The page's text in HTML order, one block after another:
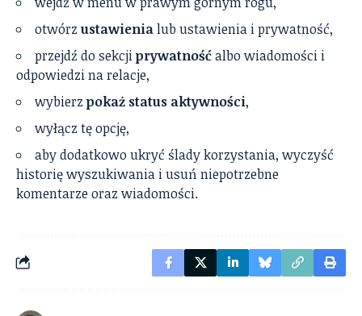
otwórz ustawienialub ustawienia i prywatność,
przejdź do sekcjiprywatnośćalbo wiadomości i
odpowiedzi na relacje,
wybierz pokaż status aktywności,
wyłącz tę opcję,
aby dodatkowo ukryć ślady korzystania, wyczyść
historię wyszukiwania i usuń niepotrzebne
komentarze oraz wiadomości.